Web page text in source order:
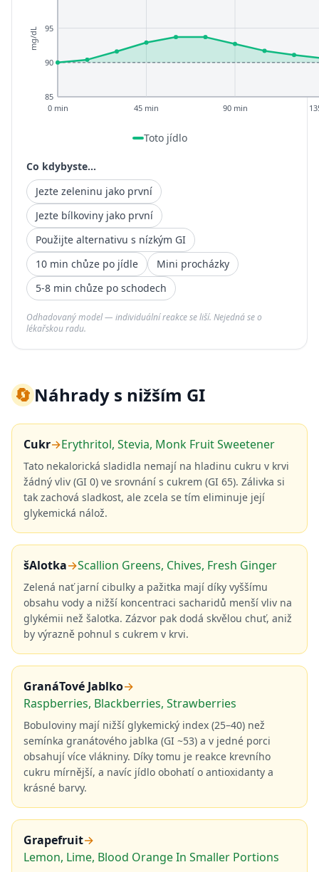
85
90
95
0 min 45 min 90 min
mg/dL
Toto jídlo
Co kdybyste...
Jezte zeleninu jako první
Jezte bílkoviny jako první
Použijte alternativu s nízkým GI
10 min chůze po jídle
Mini procházky
5-8 min chůze po schodech
Odhadovaný model — individuální reakce se liší. Nejedná se o
lékařskou radu.
🔄Náhrady s nižším GI
Cukr→Erythritol, Stevia, Monk Fruit Sweetener
Tato nekalorická sladidla nemají na hladinu cukru v krvi
žádný vliv (GI 0) ve srovnání s cukrem (GI 65). Zálivka si
tak zachová sladkost, ale zcela se tím eliminuje její
glykemická nálož.
šAlotka→Scallion Greens, Chives, Fresh Ginger
Zelená nať jarní cibulky a pažitka mají díky vyššímu
obsahu vody a nižší koncentraci sacharidů menší vliv na
glykémii než šalotka. Zázvor pak dodá skvělou chuť, aniž
by výrazně pohnul s cukrem v krvi.
GranáTové Jablko→
Raspberries, Blackberries, Strawberries
Bobuloviny mají nižší glykemický index (25–40) než
semínka granátového jablka (GI ~53) a v jedné porci
obsahují více vlákniny. Díky tomu je reakce krevního
cukru mírnější, a navíc jídlo obohatí o antioxidanty a
krásné barvy.
Grapefruit→
Lemon, Lime, Blood Orange In Smaller Portions